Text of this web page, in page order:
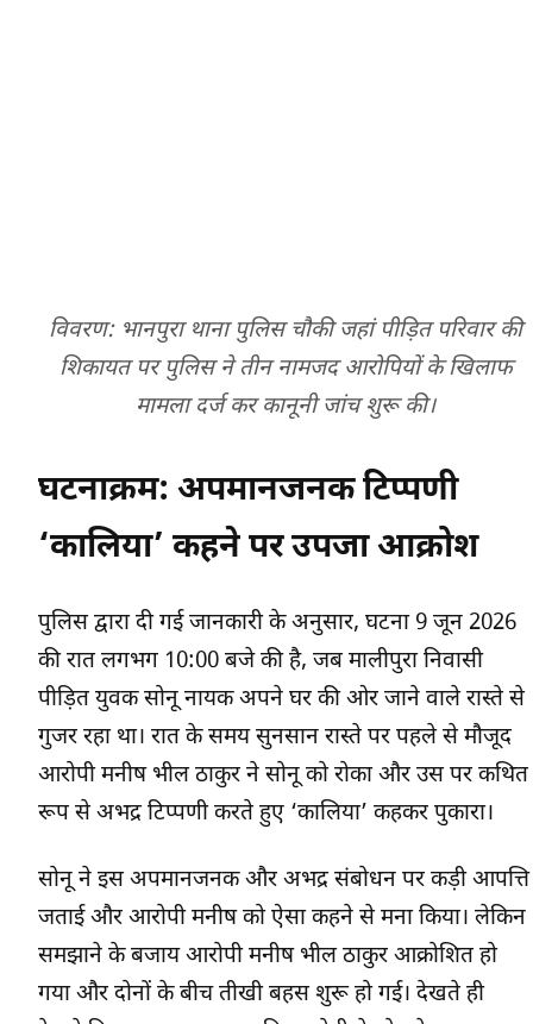
विवरण: भानपुरा थाना पुलिस चौकी जहां पीड़ित परिवार की
शिकायत पर पुलिस ने तीन नामजद आरोपियों के खिलाफ
मामला दर्ज कर कानूनी जांच शुरू की।
घटनाक्रम: अपमानजनक टिप्पणी
‘कालिया’ कहने पर उपजा आक्रोश
पुलिस द्वारा दी गई जानकारी के अनुसार, घटना 9 जून 2026
की रात लगभग 10:00 बजे की है, जब मालीपुरा निवासी
पीड़ित युवक सोनू नायक अपने घर की ओर जाने वाले रास्ते से
गुजर रहा था। रात के समय सुनसान रास्ते पर पहले से मौजूद
आरोपी मनीष भील ठाकुर ने सोनू को रोका और उस पर कथित
रूप से अभद्र टिप्पणी करते हुए ‘कालिया’ कहकर पुकारा।
सोनू ने इस अपमानजनक और अभद्र संबोधन पर कड़ी आपत्ति
जताई और आरोपी मनीष को ऐसा कहने से मना किया। लेकिन
समझाने के बजाय आरोपी मनीष भील ठाकुर आक्रोशित हो
गया और दोनों के बीच तीखी बहस शुरू हो गई। देखते ही